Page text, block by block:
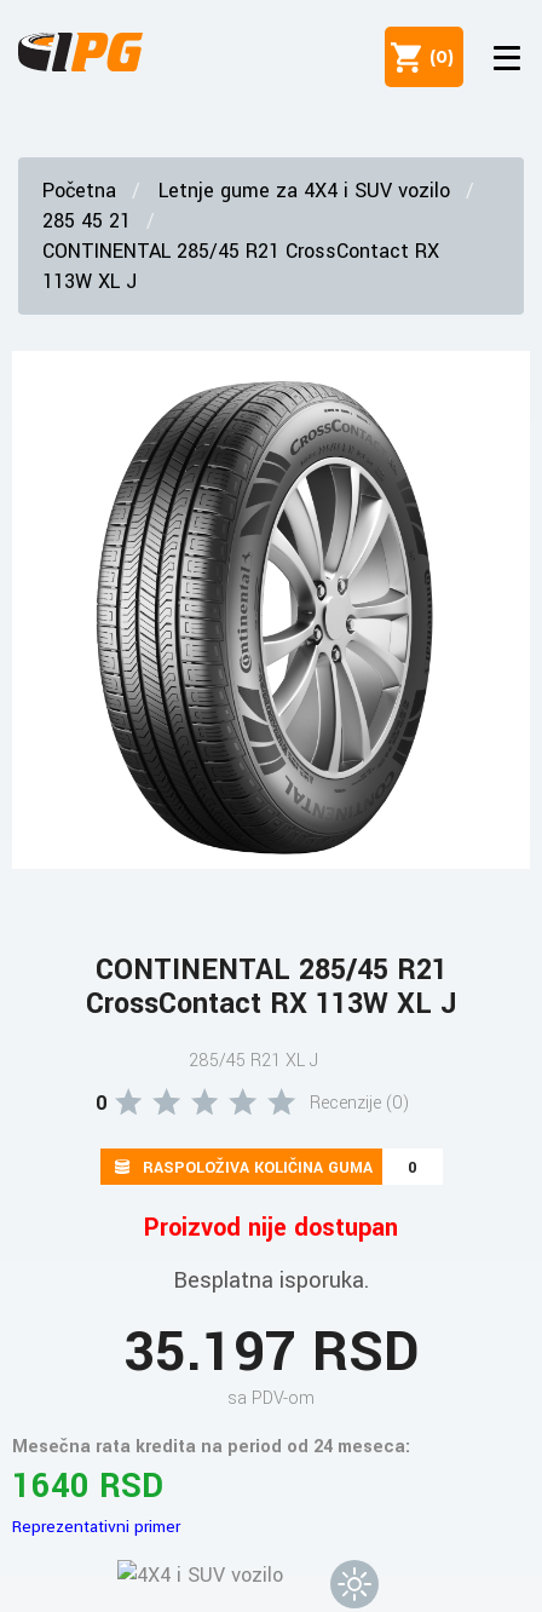
(0)
Početna
Letnje gume za 4X4 i SUV vozilo
285 45 21
CONTINENTAL 285/45 R21 CrossContact RX
113W XL J
CONTINENTAL 285/45 R21
CrossContact RX 113W XL J
285/45 R21 XL J
0 Recenzije (0)
RASPOLOŽIVA KOLIČINA GUMA 0
Proizvod nije dostupan
Besplatna isporuka.
35.197 RSD
sa PDV-om
Mesečna rata kredita na period od 24 meseca:
1640 RSD
Reprezentativni primer